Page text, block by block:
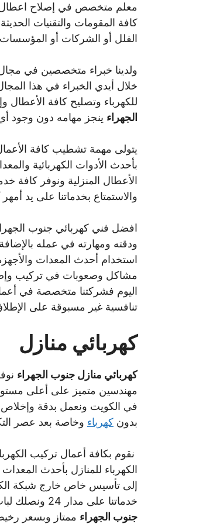
معلم متخصص في إصلاح اعطال
كافة المقومات والتقنيات
الفلل أو الشركات أو
ولدينا خبراء متخصصين في مجال
خلال أيدي الخبراء في هذا
للكهرباء وتصليح كافة الأعطال
الجهراء ينجز مهامه دون وجود
يتولى مهمة تشطيب كافة
بأحدث الأدوات الكهربائية
الأعطال المنزلية ونوفر كافة
والاستمتاع بخدماتنا على يد أمهر
افضل فني كهربائي جنوب
ودقته ومهارته في عمله
استخدام أحدث المعدات
مشاكل وصعوبات في تركيب
اليوم فشركتنا متخصصة في أعمال
تنافسية غير مسبوقة على
كهربائي منازل
كهربائي منازل جنوب الجهراء
مهندسين متميز على أعلى
في الكويت ونعمل بدقة وإخلاص
بدون كهرباء وخاصة بعد عصر
نقوم بكافة أعمال تركيب
الكهرباء للمنازل بأحدث
إلى تأسيس خاص خارج شبكة
خدماتنا على مدار 24 ونصلك لباب المنزل بأحدث المعدات والتقنيات التكنلوجية وأمهر
جنوب الجهراء ممتاز وبسعر